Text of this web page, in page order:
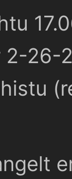
26-